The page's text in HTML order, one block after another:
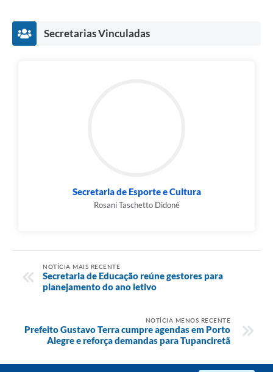
Secretarias Vinculadas
Secretaria de Esporte e Cultura
Rosani Taschetto Didoné
NOTÍCIA MAIS RECENTE
Secretaria de Educação reúne gestores para
planejamento do ano letivo
NOTÍCIA MENOS RECENTE
Prefeito Gustavo Terra cumpre agendas em Porto
Alegre e reforça demandas para Tupanciretã